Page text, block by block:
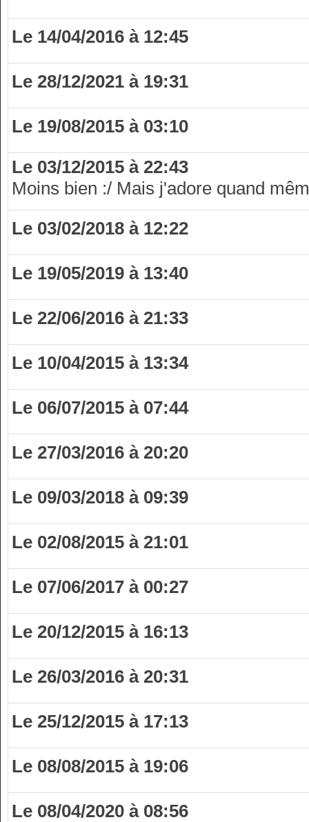
Le 14/04/2016 à 12:45
Le 28/12/2021 à 19:31
Le 19/08/2015 à 03:10
Le 03/12/2015 à 22:43
Moins bien :/ Mais j'adore quand
Le 03/02/2018 à 12:22
Le 19/05/2019 à 13:40
Le 22/06/2016 à 21:33
Le 10/04/2015 à 13:34
Le 06/07/2015 à 07:44
Le 27/03/2016 à 20:20
Le 09/03/2018 à 09:39
Le 02/08/2015 à 21:01
Le 07/06/2017 à 00:27
Le 20/12/2015 à 16:13
Le 26/03/2016 à 20:31
Le 25/12/2015 à 17:13
Le 08/08/2015 à 19:06
Le 08/04/2020 à 08:56